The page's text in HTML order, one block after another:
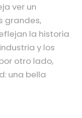
ver un
grandes,
la historia
y los
otro lado,
una bella